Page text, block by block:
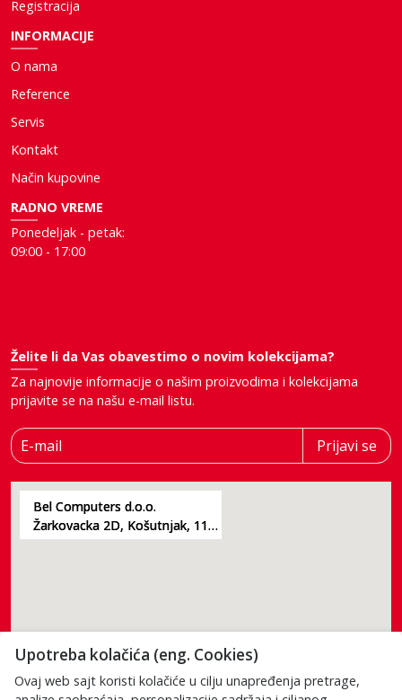
Registracija
INFORMACIJE
O nama
Reference
Servis
Kontakt
Način kupovine
RADNO VREME
Ponedeljak - petak:
09:00 - 17:00
Želite li da Vas obavestimo o novim kolekcijama?
Za najnovije informacije o našim proizvodima i kolekcijama
prijavite se na našu e-mail listu.
E-mail Prijavi se
Bel Computers d.o.o.
Žarkovacka 2D, Košutnjak, 11000, Beograd
Upotreba kolačića (eng. Cookies)
Ovaj web sajt koristi kolačiće u cilju unapređenja pretrage,